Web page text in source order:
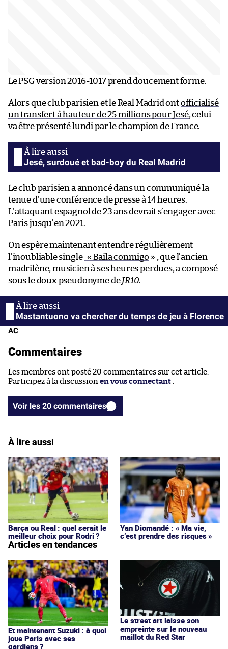
Le PSG version 2016-1017 prend doucement forme.
Alors que club parisien et le Real Madrid ontofficialisé
un transfert à hauteur de 25 millions pour Jesé, celui
va être présenté lundi par le champion de France.
Jesé, surdoué et bad-boy du Real Madrid
Le club parisien a annoncé dans un communiqué la
tenue d’une conférence de presse à 14 heures.
L’attaquant espagnol de 23 ans devrait s’engager avec
Paris jusqu’en 2021.
On espère maintenant entendre régulièrement
l’inoubliable single « Baila conmigo » , que l’ancien
madrilène, musicien à ses heures perdues, a composé
sous le doux pseudonyme deJR10.
Mastantuono va chercher du temps de jeu à Florence
AC
Commentaires
Les membres ont posté 20 commentaires sur cet article.
Participez à la discussion en vous connectant .
Voir les 20 commentaires
À lire aussi
Barça ou Real : quel serait le
meilleur choix pour Rodri ?
Yan Diomandé : « Ma vie,
c’est prendre des risques »
Articles en tendances
Et maintenant Suzuki : à quoi
joue Paris avec ses
gardiens ?
Le street art laisse son
empreinte sur le nouveau
maillot du Red Star